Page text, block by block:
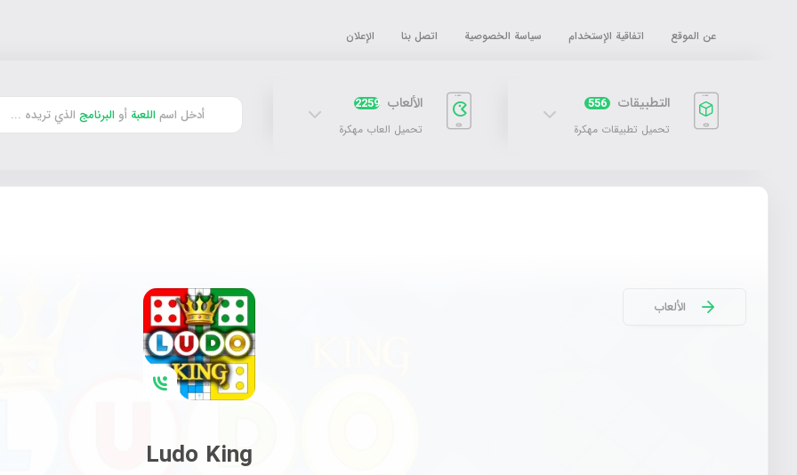
عن الموقع اتفاقية الإستخدام سياسة الخصوصية اتصل بنا الإعلان
التطبيقات 556
تحميل تطبيقات مهكرة
الألعاب 2259
تحميل العاب مهكرة
أدخل اسم اللعبة أو البرنامج الذي تريده ...
الألعاب
Ludo King